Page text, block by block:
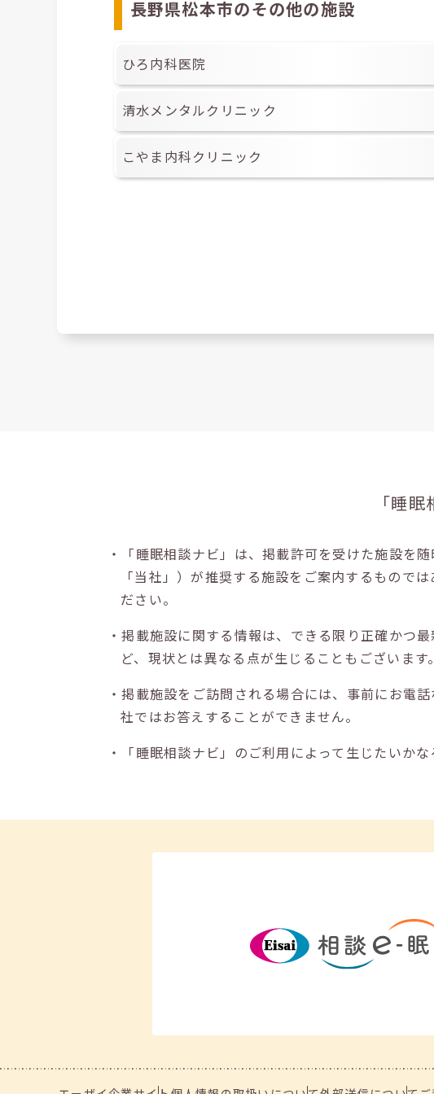
長野県松本市のその他の施設
ひろ内科医院
清水メンタルクリニック
こやま内科クリニック
「睡
・「睡眠相談ナビ」は、掲載許可を受けた施設を
「当社」）が推奨する施設をご案内するもので
ださい。
・掲載施設に関する情報は、できる限り正確かつ
ど、現状とは異なる点が生じることもございます。
・掲載施設をご訪問される場合には、事前にお電
社ではお答えすることができません。
・「睡眠相談ナビ」のご利用によって生じたいか